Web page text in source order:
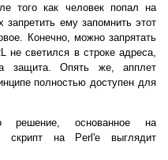
того как человек попал на
ему запомнить этот
Конечно, можно запрятать
не светился в строке адреса,
защита. Опять же, апплет
полностью доступен для
решение, основанное на
скрипт на Perl'е выглядит